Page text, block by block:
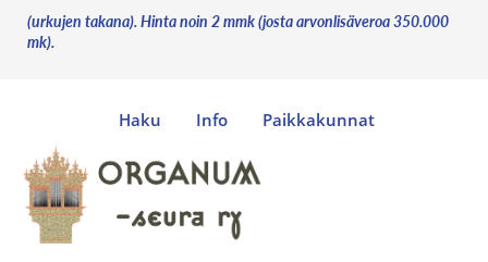
(urkujen takana). Hinta noin 2 mmk (josta arvonlisäveroa 350.000
mk).
Haku Info Paikkakunnat